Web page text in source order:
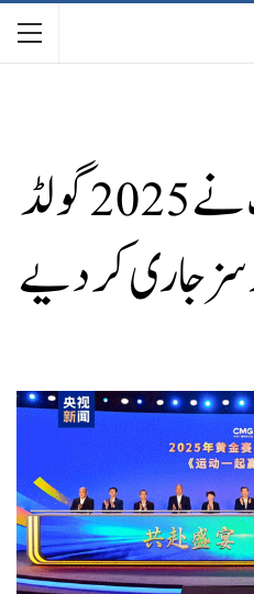
چائنا میڈیا گروپ نے 2025 گولڈ
جاری کر دیے